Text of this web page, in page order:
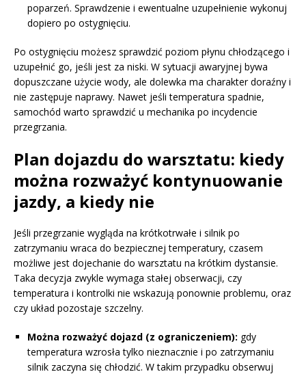
poparzeń. Sprawdzenie i ewentualne uzupełnienie wykonuj
dopiero po ostygnięciu.
Po ostygnięciu możesz sprawdzić poziom płynu chłodzącego i
uzupełnić go, jeśli jest za niski. W sytuacji awaryjnej bywa
dopuszczane użycie wody, ale dolewka ma charakter doraźny i
nie zastępuje naprawy. Nawet jeśli temperatura spadnie,
samochód warto sprawdzić u mechanika po incydencie
przegrzania.
Plan dojazdu do warsztatu: kiedy
można rozważyć kontynuowanie
jazdy, a kiedy nie
Jeśli przegrzanie wygląda na krótkotrwałe i silnik po
zatrzymaniu wraca do bezpiecznej temperatury, czasem
możliwe jest dojechanie do warsztatu na krótkim dystansie.
Taka decyzja zwykle wymaga stałej obserwacji, czy
temperatura i kontrolki nie wskazują ponownie problemu, oraz
czy układ pozostaje szczelny.
Można rozważyć dojazd (z ograniczeniem): gdy
temperatura wzrosła tylko nieznacznie i po zatrzymaniu
silnik zaczyna się chłodzić. W takim przypadku obserwuj